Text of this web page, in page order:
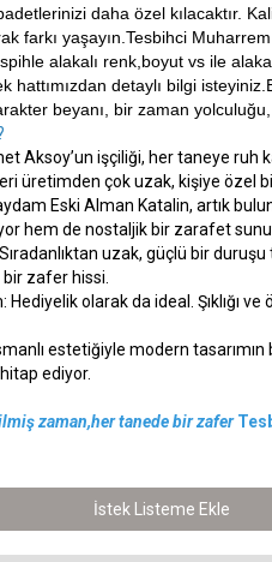
daha özel kılacaktır.
farkı yaşayın.Tesbihci
alakalı renk,boyut vs ile
hattımızdan detaylı bilgi
beyanı, bir zaman yolculuğu,
Aksoy’un işçiliği, her taneye ruh
üretimden çok uzak, kişiye özel
Eski Alman Katalin, artık
hem de nostaljik bir zarafet
uzak, güçlü bir
zafer hissi.
olarak da ideal. Şıklığı
estetiğiyle modern tasarımın
ediyor.
zaman,her tanede bir zafer
İstek Listeme Ekle